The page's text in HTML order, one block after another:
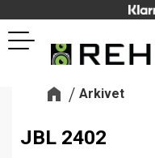
Meny
Arkivet
JBL 2402